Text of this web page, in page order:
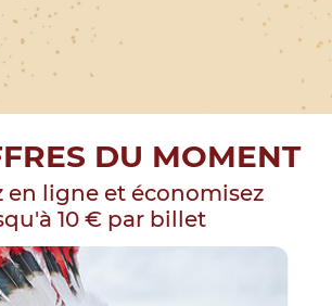
DU MOMENT
en ligne et économisez
10 € par billet